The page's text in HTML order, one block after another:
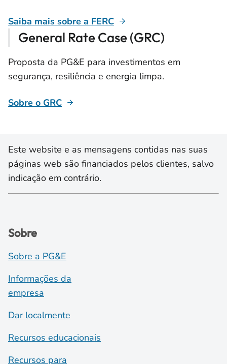
Saiba mais sobre a FERC
General Rate Case (GRC)
Proposta da PG&E para investimentos em
segurança, resiliência e energia limpa.
Sobre o GRC
Este website e as mensagens contidas nas suas
páginas web são financiados pelos clientes, salvo
indicação em contrário.
Sobre
Sobre a PG&E
Informações da
empresa
Dar localmente
Recursos educacionais
Recursos para